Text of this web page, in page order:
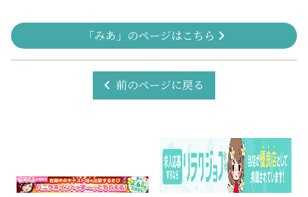
「みあ」のページはこちら
前のページに戻る